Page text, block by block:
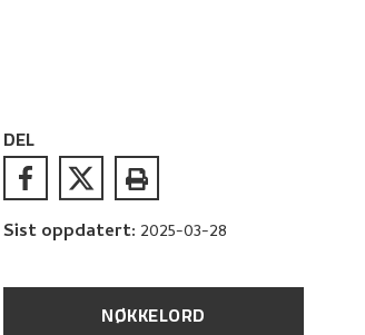
DEL
Sist oppdatert: 2025-03-28
NØKKELORD